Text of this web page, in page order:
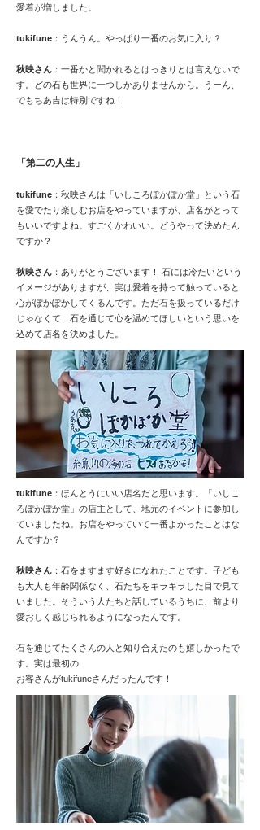
愛着が増しました。
tukifune ：うんうん。やっぱり一番のお気に入り？
秋映さん ：一番かと聞かれるとはっきりとは言えないで
す。どの石も世界に一つしかありませんから。うーん、
でもちあ吉は特別ですね！
「第二の人生」
tukifune ：秋映さんは「いしころぽかぽか堂」という石
を愛でたり楽しむお店をやっていますが、店名がとって
もいいですよね。すごくかわいい。どうやって決めたん
ですか？
秋映さん ：ありがとうございます！ 石には冷たいという
イメージがありますが、実は愛着を持って触っていると
心がぽかぽかしてくるんです。ただ石を扱っているだけ
じゃなくて、石を通じて心を温めてほしいという思いを
込めて店名を決めました。
tukifune ：ほんとうにいい店名だと思います。「いしこ
ろぽかぽか堂」の店主として、地元のイベントに参加し
ていましたね。お店をやっていて一番よかったことはな
んですか？
秋映さん ：石をますます好きになれたことです。子ども
も大人も年齢関係なく、石たちをキラキラした目で見て
いました。そういう人たちと話しているうちに、前より
愛おしく感じられるようになったんです。
石を通じてたくさんの人と知り合えたのも嬉しかったで
す。実は最初の
お客さんがtukifuneさんだったんです！